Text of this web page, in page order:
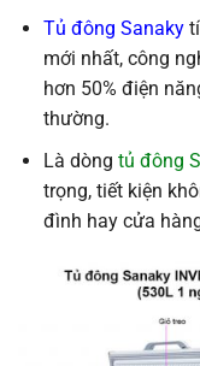
Tủ đông Sanaky
mới nhất, công
hơn 50% điện
thường.
Là dòng tủ đông
trọng, tiết kiện
đình hay cửa